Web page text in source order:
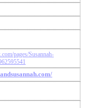
pages/Susannah-